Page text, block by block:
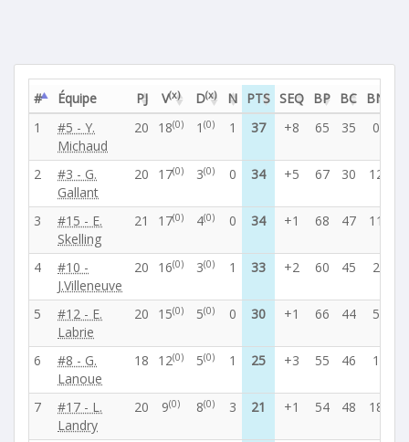
# Équipe PJ V(x) D(x) N PTS SEQ BP BC BN
1
#5 - Y.
Michaud
20 18(0) 1 (0) 1 37 +8 65 35 0
2
#3 - G.
Gallant
20 17(0) 3(0) 0 34 +5 67 30 12
3
#15 - E.
Skelling
21 17(0) 4(0) 0 34 +1 68 47 11
4
#10 -
J.Villeneuve
20 16(0) 3(0) 1 33 +2 60 45 2
5
#12 - E.
Labrie
20 15(0) 5(0) 0 30 +1 66 44 5
6
#8 - G.
Lanoue
18 12(0) 5(0) 1 25 +3 55 46 1
7
#17 - L.
Landry
20 9(0) 8(0) 3 21 +1 54 48 18